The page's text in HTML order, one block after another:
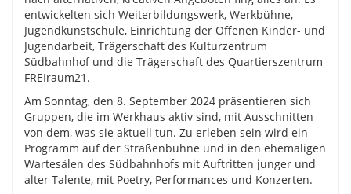
entwickelten sich Weiterbildungswerk, Werkbühne,
Jugendkunstschule, Einrichtung der Offenen Kinder- und
Jugendarbeit, Trägerschaft des Kulturzentrum
Südbahnhof und die Trägerschaft des Quartierszentrum
FREIraum21.
Am Sonntag, den 8. September 2024 präsentieren sich
Gruppen, die im Werkhaus aktiv sind, mit Ausschnitten
von dem, was sie aktuell tun. Zu erleben sein wird ein
Programm auf der Straßenbühne und in den ehemaligen
Wartesälen des Südbahnhofs mit Auftritten junger und
alter Talente, mit Poetry, Performances und Konzerten.